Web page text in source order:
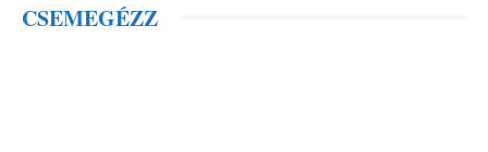
CSEMEGÉZZ